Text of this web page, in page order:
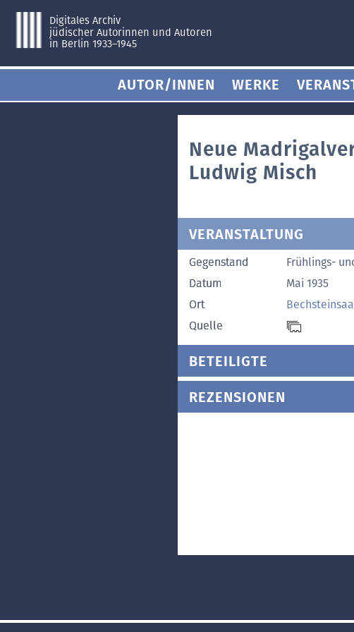
Digitales Archiv
jüdischer Autorinnen und Autoren
in Berlin 1933–1945
AUTOR/INNEN WERKE
Neue
Ludwig Misch
VERANSTALTUNG
Gegenstand
Frühlings-
Datum
Mai 1935
Ort
Quelle
BETEILIGTE
REZENSIONEN